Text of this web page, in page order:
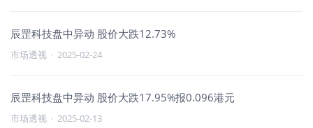
辰罡科技盘中异动 股价大跌12.73%
市场透视 · 2025-02-24
辰罡科技盘中异动 股价大跌17.95%报0.096港元
市场透视 · 2025-02-13